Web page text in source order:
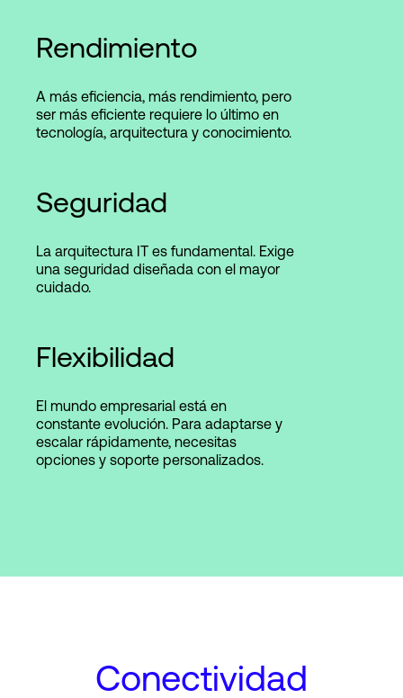
Rendimiento
A más eficiencia, más rendimiento, pero
ser más eficiente requiere lo último en
tecnología, arquitectura y conocimiento.
Seguridad
La arquitectura IT es fundamental. Exige
una seguridad diseñada con el mayor
cuidado.
Flexibilidad
El mundo empresarial está en
constante evolución. Para adaptarse y
escalar rápidamente, necesitas
opciones y soporte personalizados.
Conectividad